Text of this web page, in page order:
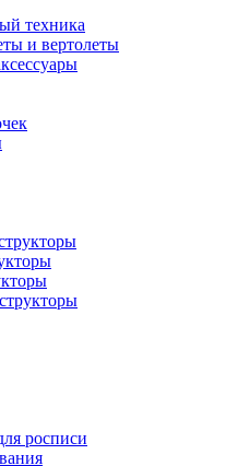
техника
и вертолеты
росписи